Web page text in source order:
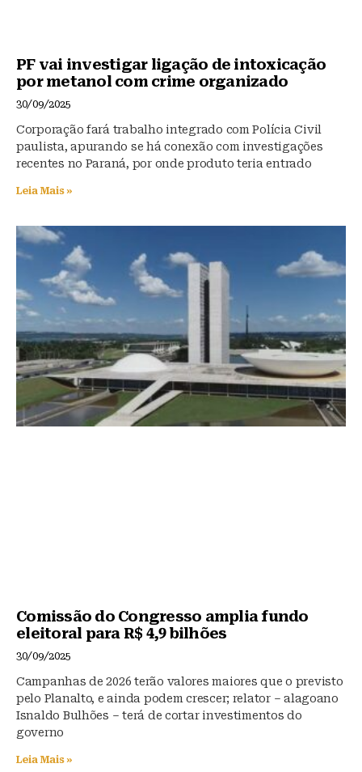
PF vai investigar ligação de intoxicação
por metanol com crime organizado
30/09/2025
Corporação fará trabalho integrado com Polícia Civil
paulista, apurando se há conexão com investigações
recentes no Paraná, por onde produto teria entrado
Leia Mais »
Comissão do Congresso amplia fundo
eleitoral para R$ 4,9 bilhões
30/09/2025
Campanhas de 2026 terão valores maiores que o previsto
pelo Planalto, e ainda podem crescer; relator – alagoano
Isnaldo Bulhões – terá de cortar investimentos do
governo
Leia Mais »